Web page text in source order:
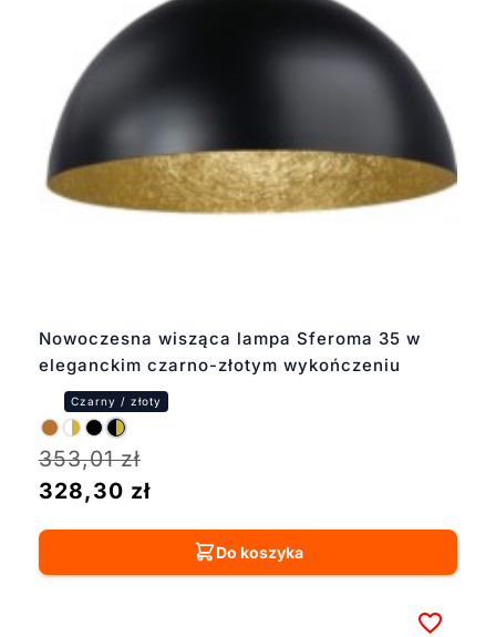
Nowoczesna wisząca lampa Sferoma 35 w
eleganckim czarno-złotym wykończeniu
353,01zł
328,30 zł
Do koszyka